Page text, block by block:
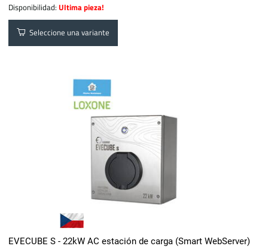
Disponibilidad:Ultima pieza!
Seleccione una variante
EVECUBE S - 22kW AC estación de carga (Smart WebServer)